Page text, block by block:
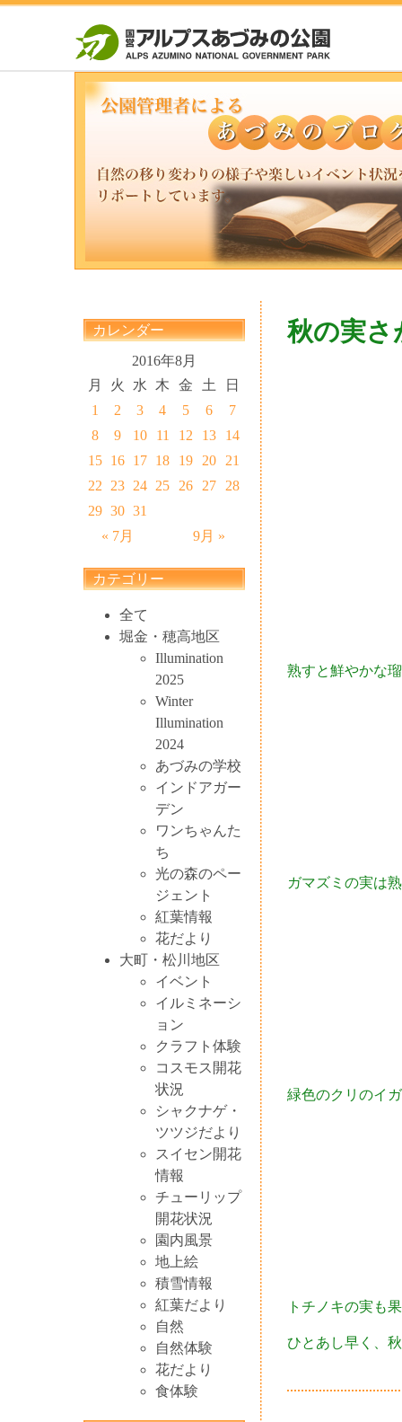
カレンダー
2016年8月
月
火 水 木 金 土 日
« 7月 9月 »
1 2 3 4 5 6
7
8
9 10 11 12 13
14
15 16 17 18 19 20
21
22
23 24 25 26 27
28
29 30 31
カテゴリー
全て
堀金・穂高地区
Illumination
2025
Winter
Illumination
2024
あづみの学校
インドアガー
デン
ワンちゃんた
ち
光の森のペー
ジェント
紅葉情報
花だより
大町・松川地区
イベント
イルミネーシ
ョン
クラフト体験
コスモス開花
状況
シャクナゲ・
ツツジだより
スイセン開花
情報
チューリップ
開花状況
園内風景
地上絵
積雪情報
紅葉だより
自然
自然体験
花だより
食体験
秋の実さ
熟すと鮮やかな
ガマズミの実は
緑色のクリのイ
トチノキの実も
ひとあし早く、